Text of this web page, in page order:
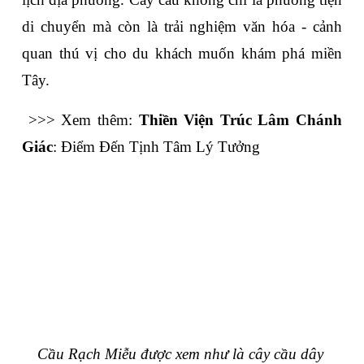
di chuyển mà còn là trải nghiệm văn hóa - cảnh
quan thú vị cho du khách muốn khám phá miền
Tây.
>>> Xem thêm: Thiền Viện Trúc Lâm Chánh
Giác: Điểm Đến Tịnh Tâm Lý Tưởng
Cầu Rạch Miễu được xem như là cây cầu dây